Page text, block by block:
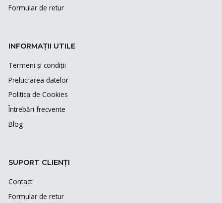
Formular de retur
INFORMAȚII UTILE
Termeni și condiții
Prelucrarea datelor
Politica de Cookies
Întrebări frecvente
Blog
SUPORT CLIENȚI
Contact
Formular de retur